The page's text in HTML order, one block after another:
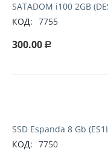
SATADOM i100 2GB
КОД: 7755
300.00 Р
SSD Espanda 8 Gb
КОД: 7750